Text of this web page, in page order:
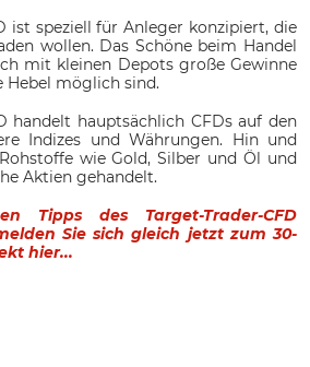
ist speziell für Anleger konzipiert, die
wollen. Das Schöne beim Handel
mit kleinen Depots große Gewinne
Hebel möglich sind.
handelt hauptsächlich CFDs auf den
Indizes und Währungen. Hin und
wie Gold, Silber und Öl und
Aktien gehandelt.
Tipps des Target-Trader-CFD
Sie sich gleich jetzt zum 30-
hier...